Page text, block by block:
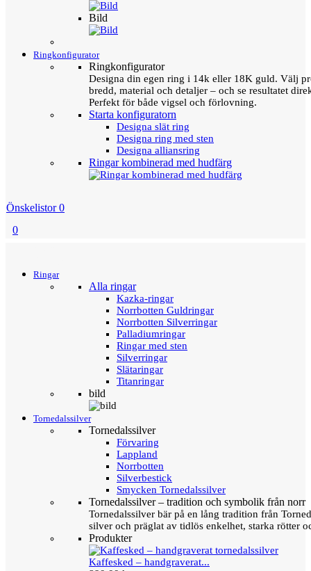
Bild
Ringkonfigurator
Ringkonfigurator
Designa din egen ring i 14k eller 18K guld. Välj
bredd, material och detaljer – och se resultatet
Perfekt för både vigsel och förlovning.
Starta konfiguratorn
Designa slät ring
Designa ring med sten
Designa alliansring
Ringar kombinerad med hudfärg
Önskelistor 0
0
Ringar
Alla ringar
Kazka-ringar
Norrbotten Guldringar
Norrbotten Silverringar
Palladiumringar
Ringar med sten
Silverringar
Slätaringar
Titanringar
bild
Tornedalssilver
Tornedalssilver
Förvaring
Lappland
Norrbotten
Silverbestick
Smycken Tornedalssilver
Tornedalssilver – tradition och symbolik från norr
Tornedalssilver bär på en lång tradition från
silver och präglat av tidlös enkelhet, starka rötter
Produkter
Kaffesked – handgraverat...